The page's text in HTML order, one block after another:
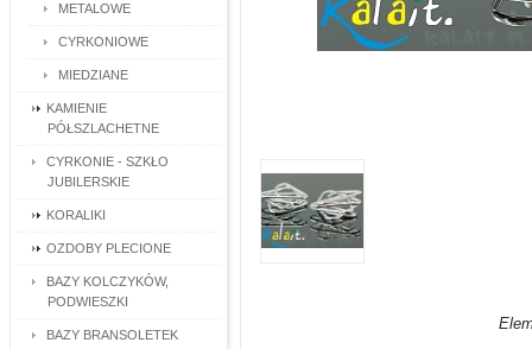
METALOWE
CYRKONIOWE
MIEDZIANE
KAMIENIE
PÓŁSZLACHETNE
CYRKONIE - SZKŁO
JUBILERSKIE
KORALIKI
OZDOBY PLECIONE
BAZY KOLCZYKÓW,
PODWIESZKI
BAZY BRANSOLETEK